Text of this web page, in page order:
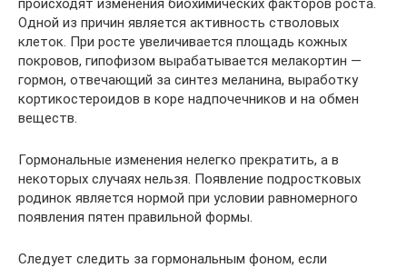
Одной из причин является активность стволовых
клеток. При росте увеличивается площадь кожных
покровов, гипофизом вырабатывается мелакортин —
гормон, отвечающий за синтез меланина, выработку
кортикостероидов в коре надпочечников и на обмен
веществ.
Гормональные изменения нелегко прекратить, а в
некоторых случаях нельзя. Появление подростковых
родинок является нормой при условии равномерного
появления пятен правильной формы.
Следует следить за гормональным фоном, если